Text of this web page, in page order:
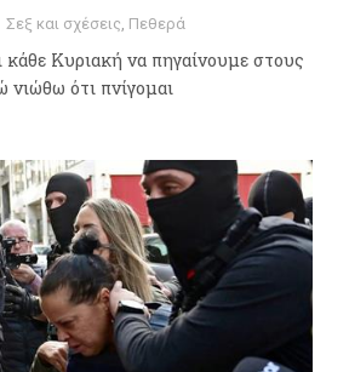
Σεξ και σχέσεις Πεθερά
κάθε Κυριακή να πηγαίνουμε στους
νιώθω ότι πνίγομαι